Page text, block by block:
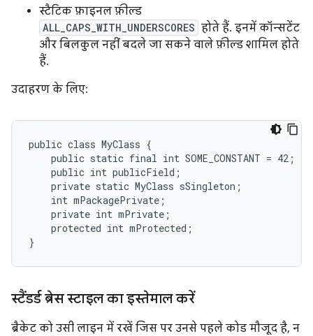
स्टैटिक फ़ाइनल फ़ील्ड
ALL_CAPS_WITH_UNDERSCORES होते हैं. इनमें कॉन्सटेंट
और बिलकुल नहीं बदले जा सकने वाले फ़ील्ड शामिल होते
हैं.
उदाहरण के लिए:
public class MyClass {
    public static final int SOME_CONSTANT = 42;
    public int publicField;
    private static MyClass sSingleton;
    int mPackagePrivate;
    private int mPrivate;
    protected int mProtected;
}
स्टैंडर्ड ब्रेस स्टाइल का इस्तेमाल करें
ब्रैकेट को उसी लाइन में रखें जिस पर उनसे पहले कोड मौजूद है, न